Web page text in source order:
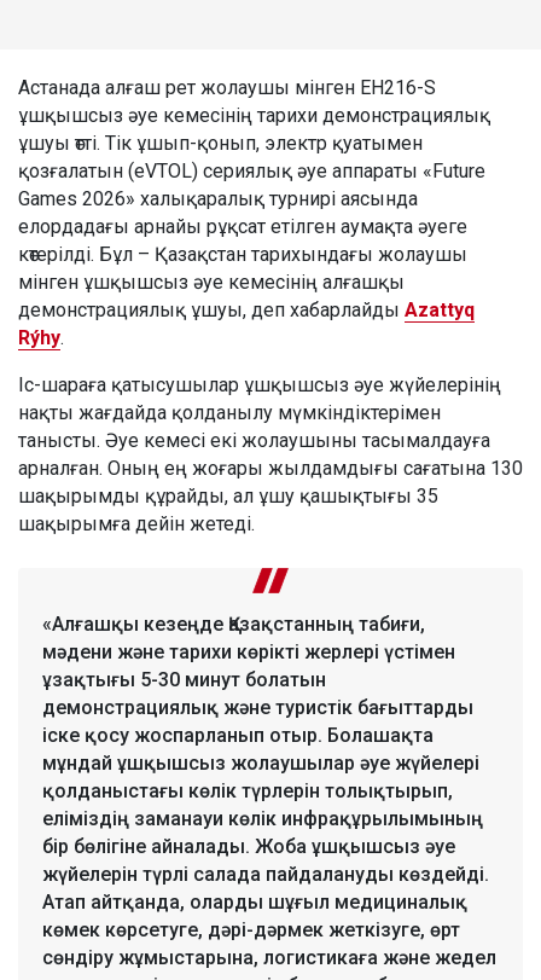
Астанада алғаш рет жолаушы мінген EH216-S
ұшқышсыз әуе кемесінің тарихи демонстрациялық
ұшуы өтті. Тік ұшып-қонып, электр қуатымен
қозғалатын (eVTOL) сериялық әуе аппараты «Future
Games 2026» халықаралық турнирі аясында
елордадағы арнайы рұқсат етілген аумақта әуеге
көтерілді. Бұл – Қазақстан тарихындағы жолаушы
мінген ұшқышсыз әуе кемесінің алғашқы
демонстрациялық ұшуы, деп хабарлайды Azattyq
Rýhy.
Іс-шараға қатысушылар ұшқышсыз әуе жүйелерінің
нақты жағдайда қолданылу мүмкіндіктерімен
танысты. Әуе кемесі екі жолаушыны тасымалдауға
арналған. Оның ең жоғары жылдамдығы сағатына 130
шақырымды құрайды, ал ұшу қашықтығы 35
шақырымға дейін жетеді.
«Алғашқы кезеңде Қазақстанның табиғи,
мәдени және тарихи көрікті жерлері үстімен
ұзақтығы 5-30 минут болатын
демонстрациялық және туристік бағыттарды
іске қосу жоспарланып отыр. Болашақта
мұндай ұшқышсыз жолаушылар әуе жүйелері
қолданыстағы көлік түрлерін толықтырып,
еліміздің заманауи көлік инфрақұрылымының
бір бөлігіне айналады. Жоба ұшқышсыз әуе
жүйелерін түрлі салада пайдалануды көздейді.
Атап айтқанда, оларды шұғыл медициналық
көмек көрсетуге, дәрі-дәрмек жеткізуге, өрт
сөндіру жұмыстарына, логистикаға және жедел